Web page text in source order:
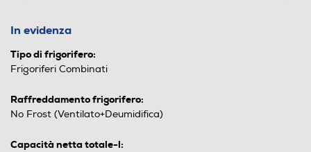
In evidenza
Tipo di frigorifero:
Frigoriferi Combinati
Raffreddamento frigorifero:
No Frost (Ventilato+Deumidifica)
Capacità netta totale-l: